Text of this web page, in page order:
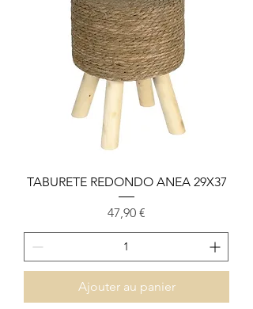
TABURETE REDONDO ANEA 29X37
Prix
47,90 €
Ajouter au panier